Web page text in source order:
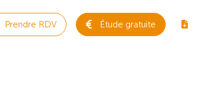
Prendre RDV Étude gratuite